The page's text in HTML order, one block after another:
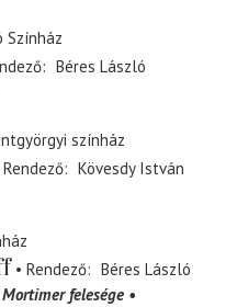
Színház
Béres László
színház
Rendező
Kövesdy István
Rendező
Béres László
felesége